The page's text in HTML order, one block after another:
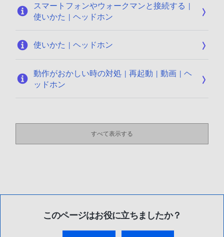
スマートフォンやウォークマンと接続する |
使いかた | ヘッドホン
使いかた | ヘッドホン
動作がおかしい時の対処 | 再起動 | 動画 | ヘ
ッドホン
すべて表示する
このページはお役に立ちましたか？